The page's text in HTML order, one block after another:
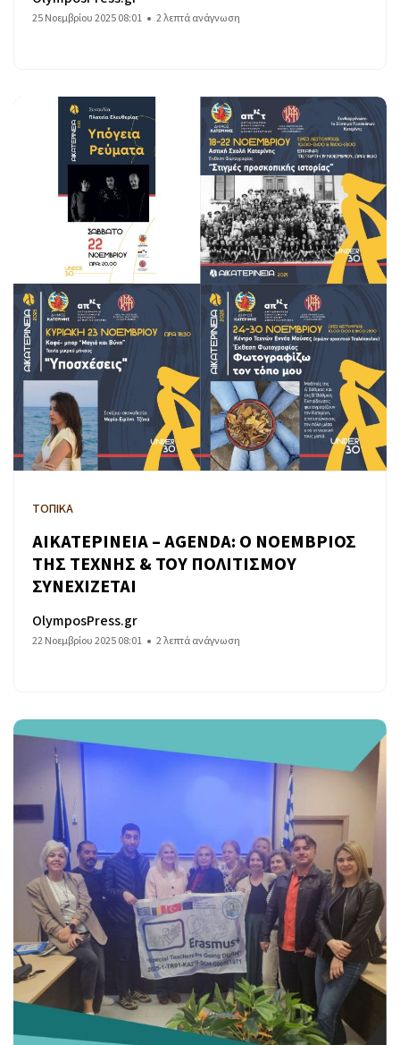
25 Νοεμβρίου 2025 08:01 2 λεπτά ανάγνωση
ΤΟΠΙΚΑ
ΑΙΚΑΤΕΡΙΝΕΙΑ – AGENDA: Ο ΝΟΕΜΒΡΙΟΣ
ΤΗΣ ΤΕΧΝΗΣ & ΤΟΥ ΠΟΛΙΤΙΣΜΟΥ
ΣΥΝΕΧΙΖΕΤΑΙ
OlymposPress.gr
22 Νοεμβρίου 2025 08:01 2 λεπτά ανάγνωση